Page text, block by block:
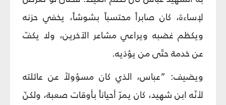
لإساءة، كان صابراً محتسباً بشوشاً، يخفي حزنه
ويكظم غضبه ويراعي مشاعر الآخرين، ولا يكفّ
عن خدمة حتّى من يؤذيه.
ويضيف: “عباس، الذي كان مسؤولاً عن عائلته
لأنّه ابن شهيد، كان يمرّ أحياناً بأوقات صعبة، ولكنّ